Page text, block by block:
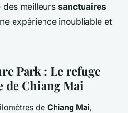
des meilleurs sanctuaires
expérience inoubliable et
Park : Le refuge
de Chiang Mai
de Chiang Mai,